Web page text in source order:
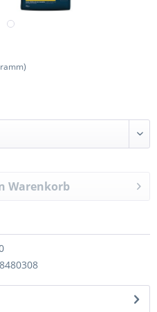
Warenkorb